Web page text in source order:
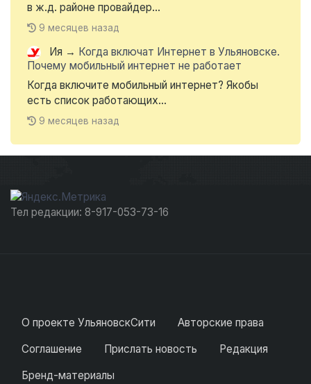
в ж.д. районе провайдер...
9 месяцев назад
Ия → Когда включат Интернет в Ульяновске.
Почему мобильный интернет не работает
Когда включите мобильный интернет? Якобы
есть список работающих...
9 месяцев назад
Тел редакции: 8-917-053-73-16
О проекте УльяновскСити
Авторские права
Соглашение
Прислать новость
Редакция
Бренд-материалы